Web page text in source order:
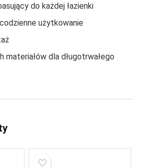
do każdej łazienki
użytkowanie
materiałów dla długotrwałego